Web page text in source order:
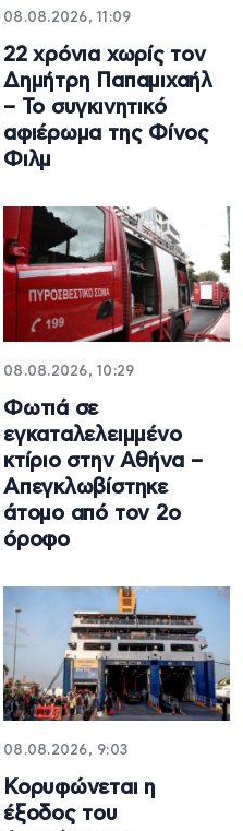
08.08.2026, 11:09
22 χρόνια χωρίς τον
Δημήτρη Παπαμιχαήλ
– Το συγκινητικό
αφιέρωμα της Φίνος
Φιλμ
08.08.2026, 10:29
Φωτιά σε
εγκαταλελειμμένο
κτίριο στην Αθήνα –
Απεγκλωβίστηκε
άτομο από τον 2ο
όροφο
08.08.2026, 9:03
Κορυφώνεται η
έξοδος του